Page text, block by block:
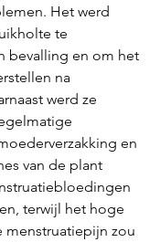
Het werd
te
bevalling en om het
na
werd ze
en
van de plant
terwijl het hoge
menstruatiepijn zou